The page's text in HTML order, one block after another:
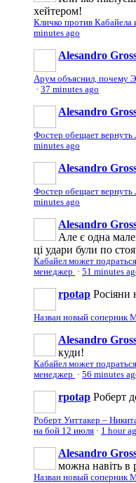
хейтером!
Кличко против
minutes ago
Alesandro
Арум объяснил, почему
· 37 minutes ago
Alesandro
Фостер обещает вернуть
minutes ago
Alesandro
Фостер обещает вернуть
minutes ago
Alesandro
Але є одна
ці удари були по
Кабайел может
менеджер · 51 minutes
rpotap Росіяни
Назван новый соперник
Alesandro
куди!
Кабайел может
менеджер · 56 minutes
rpotap Роберт
Роберт Уиттакер –
на бой 12 июля · 1 hour
Alesandro
можна навіть в
Назван новый соперник